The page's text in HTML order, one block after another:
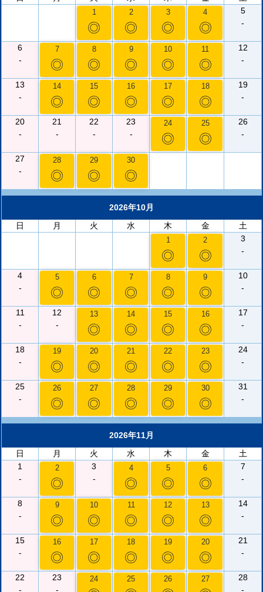
1
◎
2
◎
3
◎
4
◎
5
-
6
-
7
◎
8
◎
9
◎
10
◎
11
◎
12
-
13
-
14
◎
15
◎
16
◎
17
◎
18
◎
19
-
20
-
21
-
22
-
23
-
24
◎
25
◎
26
-
27
-
28
◎
29
◎
30
◎
2026年10月
日
月 火 水 木 金 土
1
◎
2
◎
3
-
4
-
5
◎
6
◎
7
◎
8
◎
9
◎
10
-
11
-
12
-
13
◎
14
◎
15
◎
16
◎
17
-
18
-
19
◎
20
◎
21
◎
22
◎
23
◎
24
-
25
-
26
◎
27
◎
28
◎
29
◎
30
◎
31
-
2026年11月
日
月 火 水 木 金
土
1
-
2
◎
3
-
4
◎
5
◎
6
◎
7
-
8
-
9
◎
10
◎
11
◎
12
◎
13
◎
14
-
15
-
16
◎
17
◎
18
◎
19
◎
20
◎
21
-
22
-
23
-
24 25 26 27
28
-